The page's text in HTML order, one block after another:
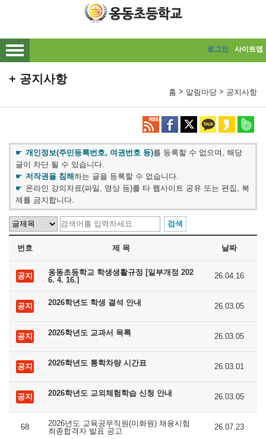
메인메뉴 바로가기
본문내용 바로가기
로그인 사이트맵
공지사항
홈 > 알림마당 > 공지사항
개인정보(주민등록번호, 여권번호 등)를 등록할 수 없으며, 해당
글이 차단 될 수 있습니다.
저작권을 침해하는 글을 등록할 수 없습니다.
온라인 강의자료(파일, 영상 등)를 타 웹사이트 공유 또는 편집, 복
제를 금지합니다.
번호 제 목 날짜
공지
옹동초등학교 학생생활규정 [일부개정 202
6. 4. 16.]
26.04.16
공지 2026학년도 학생 결석 안내 26.03.05
공지 2026학년도 교과서 목록 26.03.05
공지 2026학년도 통학차량 시간표 26.03.01
공지 2026학년도 교외체험학습 신청 안내 26.03.05
68
2026년도 교육공무직원(미화원) 채용시험
최종합격자 발표 공고
26.07.23